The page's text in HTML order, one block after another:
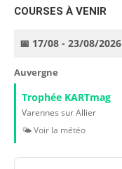
COURSES À VENIR
📅 17/08 - 23/08/2026
Auvergne
Trophée KARTmag
Varennes sur Allier
🌤️ Voir la météo